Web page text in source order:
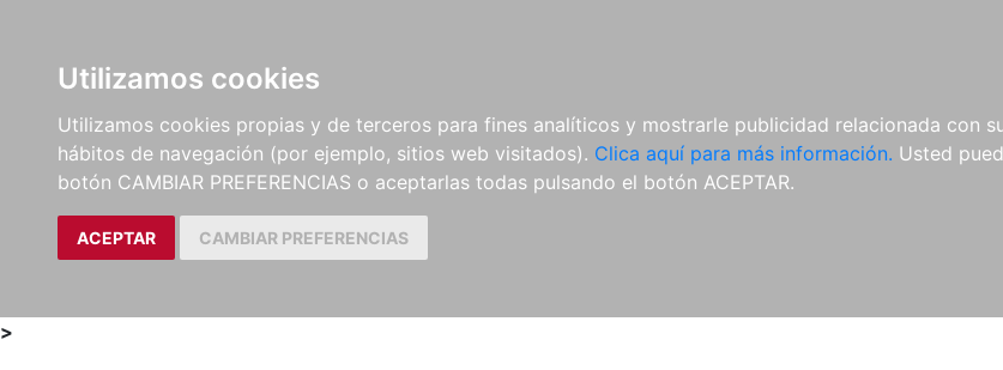
Utilizamos cookies
Utilizamos cookies propias y de terceros para fines analíticos y mostrarle publicidad relacionada con
hábitos de navegación (por ejemplo, sitios web visitados). Clica aquí para más información. Usted
botón CAMBIAR PREFERENCIAS o aceptarlas todas pulsando el botón ACEPTAR.
ACEPTAR CAMBIAR PREFERENCIAS
LIBROS
MÉTODOS Y
EJERCICIOS
PARTITURAS Y EDICIONES
CRÍTICAS
REVISTAS
CDS Y
DVDS
MATERIAL
>